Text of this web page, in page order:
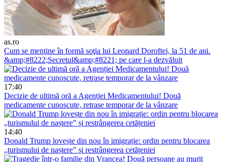
as.ro
Cum se menţine în formă soţia lui Leonard Doroftei, la 51 de ani.
&amp;#8222;Secretul&amp;#8221; pe care l-a dezvăluit
17:40
Decizie de ultimă oră a Agenției Medicamentului! Două
medicamente cunoscute, retrase temporar de la vânzare
14:40
Donald Trump lovește din nou în imigrație: ordin pentru blocarea
„turismului de naștere” și restrângerea cetățeniei